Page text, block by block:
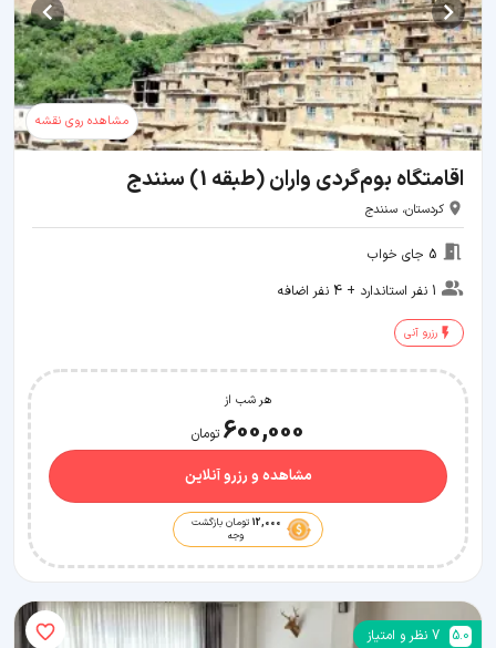
مشاهده روی نقشه
اقامتگاه بوم‌گردی واران (طبقه 1) سنندج
کردستان، سنندج
5 جای خواب
1 نفر استاندارد + 4 نفر اضافه
رزرو آنی
هر شب از
600,000 تومان
مشاهده و رزرو آنلاین
12,000 تومان بازگشت
وجه
5.0
7 نظر و امتیاز